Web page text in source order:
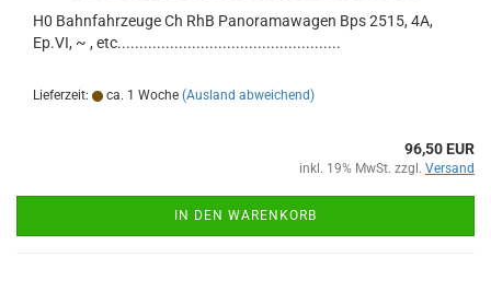
H0 Bahnfahrzeuge Ch RhB Panoramawagen Bps 2515, 4A,
Ep.VI, ~ , etc...................................................
Lieferzeit: ca. 1 Woche (Ausland abweichend)
96,50 EUR
inkl. 19% MwSt. zzgl. Versand
IN DEN WARENKORB